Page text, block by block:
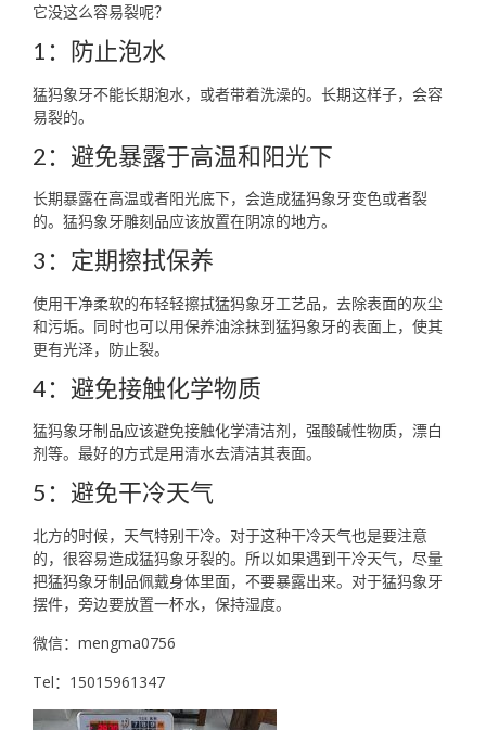
它没这么容易裂呢？
1：防止泡水
猛犸象牙不能长期泡水，或者带着洗澡的。长期这样子，会容
易裂的。
2：避免暴露于高温和阳光下
长期暴露在高温或者阳光底下，会造成猛犸象牙变色或者裂
的。猛犸象牙雕刻品应该放置在阴凉的地方。
3：定期擦拭保养
使用干净柔软的布轻轻擦拭猛犸象牙工艺品，去除表面的灰尘
和污垢。同时也可以用保养油涂抹到猛犸象牙的表面上，使其
更有光泽，防止裂。
4：避免接触化学物质
猛犸象牙制品应该避免接触化学清洁剂，强酸碱性物质，漂白
剂等。最好的方式是用清水去清洁其表面。
5：避免干冷天气
北方的时候，天气特别干冷。对于这种干冷天气也是要注意
的，很容易造成猛犸象牙裂的。所以如果遇到干冷天气，尽量
把猛犸象牙制品佩戴身体里面，不要暴露出来。对于猛犸象牙
摆件，旁边要放置一杯水，保持湿度。
微信：mengma0756
Tel：15015961347